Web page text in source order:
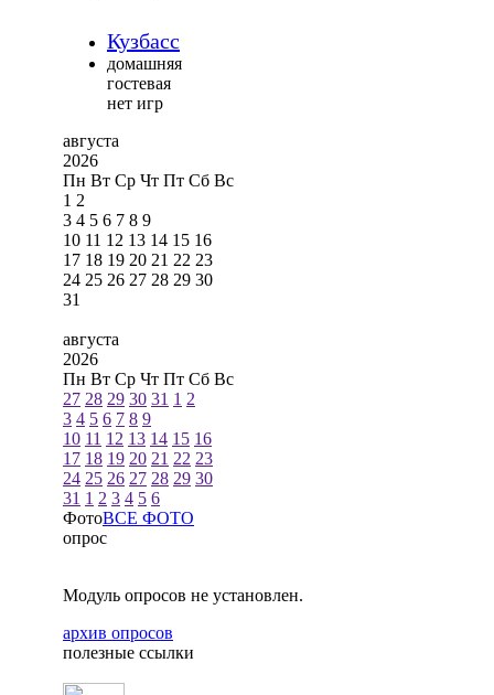
Кузбасс
домашняя
гостевая
нет игр
августа
2026
Пн Вт Ср Чт Пт Сб Вс
1 2
3 4 5 6 7 8 9
10 11 12 13 14 15 16
17 18 19 20 21 22 23
24 25 26 27 28 29 30
31
августа
2026
Пн Вт Ср Чт Пт Сб Вс
27 28 29 30 31 1 2
3 4 5 6 7 8 9
10 11 12 13 14 15 16
17 18 19 20 21 22 23
24 25 26 27 28 29 30
31 1 2 3 4 5 6
ФотоВСЕ ФОТО
опрос
Модуль опросов не установлен.
архив опросов
полезные ссылки